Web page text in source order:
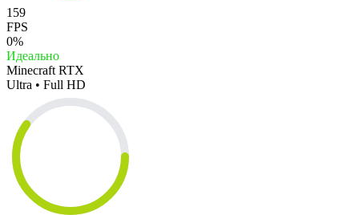
159
FPS
0%
Идеально
Minecraft RTX
Ultra • Full HD